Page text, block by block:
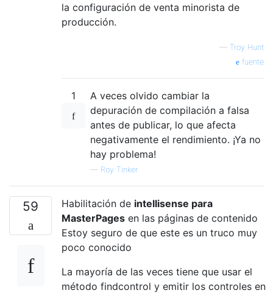
la configuración de venta minorista de
producción.
— Troy Hunt
fuente
1
A veces olvido cambiar la
depuración de compilación a falsa
antes de publicar, lo que afecta
negativamente el rendimiento. ¡Ya no
hay problema!
— Roy Tinker
59 Habilitación de intellisense para
MasterPages en las páginas de contenido
Estoy seguro de que este es un truco muy
poco conocido
La mayoría de las veces tiene que usar el
método findcontrol y emitir los controles en